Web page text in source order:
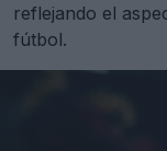
reflejando el
fútbol.